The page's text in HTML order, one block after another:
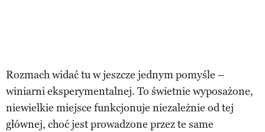
Rozmach widać tu w jeszcze jednym pomyśle –
winiarni eksperymentalnej. To świetnie wyposażone,
niewielkie miejsce funkcjonuje niezależnie od tej
głównej, choć jest prowadzone przez te same